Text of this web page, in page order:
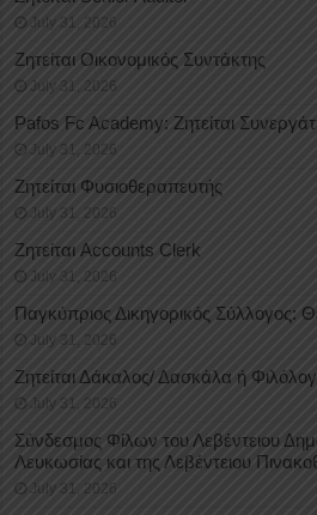
July 31, 2026
Ζητείται Οικονομικός Συντάκτης
July 31, 2026
Pafos Fc Academy: Ζητείται
July 31, 2026
Ζητείται Φυσιοθεραπευτής
July 31, 2026
Ζητείται Accounts Clerk
July 31, 2026
Παγκύπριος Δικηγορικός Σύλλογος:
July 31, 2026
Ζητείται Δάκαλος/ Δασκάλα ή
July 31, 2026
Σύνδεσμος Φίλων του Λεβέντειου
Λευκωσίας και της Λεβέντειου
July 31, 2026